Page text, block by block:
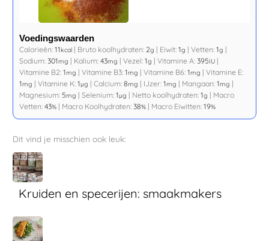
Voedingswaarden
Calorieën:11kcal | Bruto koolhydraten: 2g | Eiwit:1g |Vetten:1g |
Sodium:301mg | Kalium:43mg |Vezel:1g |Vitamine A:395IU |
Vitamine B2:1mg |Vitamine B3:1mg |Vitamine B6:1mg |Vitamine E:
1mg |Vitamine K:1µg |Calcium:8mg | IJzer:1mg | Mangaan:1mg |
Magnesium: 5mg |Selenium:1µg | Netto koolhydraten:1g | Macro
Vetten:43% | Macro Koolhydraten:38% | Macro Eiwitten:19%
Dit vind je misschien ook leuk:
Kruiden en specerijen: smaakmakers